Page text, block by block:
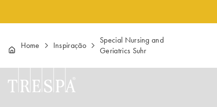
Home Inspiração
Special Nursing and
Geriatrics Suhr